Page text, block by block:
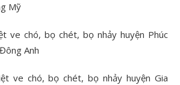
Mỹ
ve chó, bọ chét, bọ nhảy huyện Phúc
Anh
ve chó, bọ chét, bọ nhảy huyện Gia